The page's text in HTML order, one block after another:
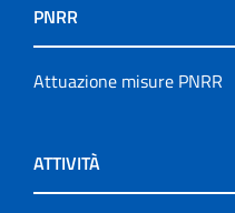
PNRR
Attuazione misure PNRR
ATTIVITÀ